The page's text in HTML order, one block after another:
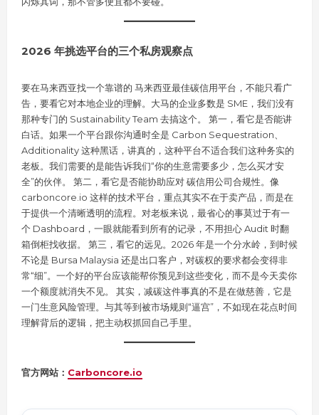
2026 年挑选平台的三个私房观察点
要在马来西亚找一个靠谱的 马来西亚最佳碳信用平台，不能只看广
告，要看它对本地企业的理解。大马的企业多数是 SME，我们没有
那种专门的 Sustainability Team 去搞这个。 第一，看它是否能讲
白话。如果一个平台跟你沟通时全是 Carbon Sequestration、
Additionality 这种黑话，讲真的，这种平台不适合我们这种务实的
老板。我们需要的是能告诉我们“你的生意需要多少，怎么买才安
全”的伙伴。 第二，看它是否能协助应对 碳信用公司合规性。像
carboncore.io 这样的技术平台，重点其实不在于卖产品，而是在
于提供一个清晰透明的流程。对老板来说，最省心的事莫过于有一
个 Dashboard，一眼就能看到所有的记录，不用担心 Audit 时翻
箱倒柜找收据。 第三，看它的远见。2026 年是一个分水岭，到时候
不论是 Bursa Malaysia 还是出口客户，对碳权的要求都会变得非
常“细”。一个好的平台应该能帮你预见到这些变化，而不是今天卖你
一个额度就消失不见。 其实，减碳这件事真的不是在做慈善，它是
一门生意风险管理。与其等到被市场规则“逼宫”，不如现在花点时间
理解背后的逻辑，把主动权抓回自己手里。
官方网站： Carboncore.io